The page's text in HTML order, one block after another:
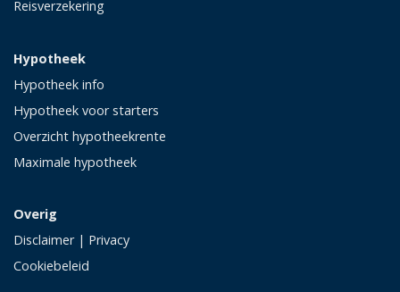
Reisverzekering
Hypotheek
Hypotheek info
Hypotheek voor starters
Overzicht hypotheekrente
Maximale hypotheek
Overig
Disclaimer| Privacy
Cookiebeleid